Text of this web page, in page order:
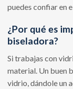
puedes confiar en
¿Por qué es
biseladora?
Si trabajas con
material. Un buen
vidrio, dándole un